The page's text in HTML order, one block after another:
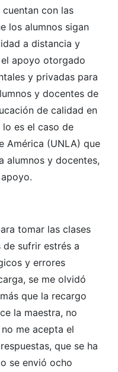
con las
los alumnos sigan
a distancia y
apoyo otorgado
y privadas para
y docentes de
de calidad en
es el caso de
América (UNLA) que
alumnos y docentes,
tomar las clases
de sufrir estrés a
y errores
se me olvidó
que la recargo
la maestra, no
me acepta el
que se ha
se envió ocho